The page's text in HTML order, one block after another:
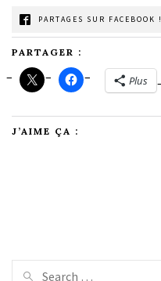
PARTAGES SUR FACEBOOK !
PARTAGER :
Plus
J’AIME ÇA :